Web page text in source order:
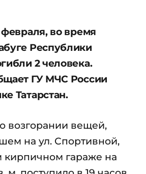
во время
Республики
2 человека.
ГУ МЧС России
Татарстан.
возгорании вещей,
на ул. Спортивной,
кирпичном гараже на